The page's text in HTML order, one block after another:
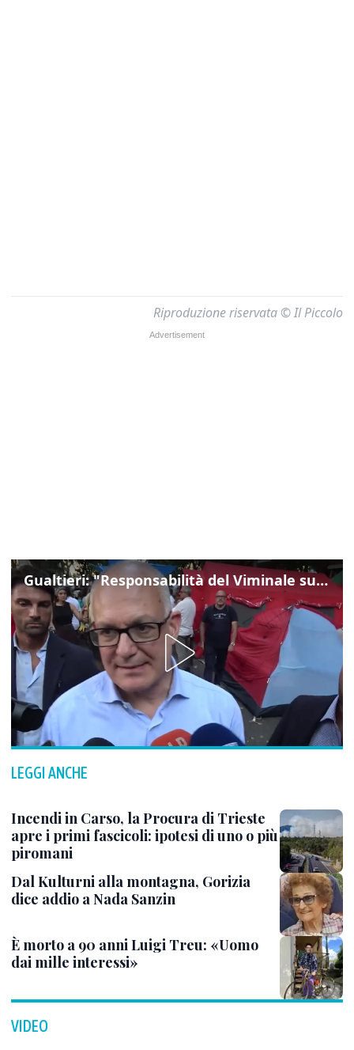
Riproduzione riservata © Il Piccolo
Gualtieri: "Responsabilità del Viminale su Spin Time? La posizione dei partiti è nota"
LEGGI ANCHE
Incendi in Carso, la Procura di Trieste
apre i primi fascicoli: ipotesi di uno o più
piromani
Dal Kulturni alla montagna, Gorizia
dice addio a Nada Sanzin
È morto a 90 anni Luigi Treu: «Uomo
dai mille interessi»
VIDEO